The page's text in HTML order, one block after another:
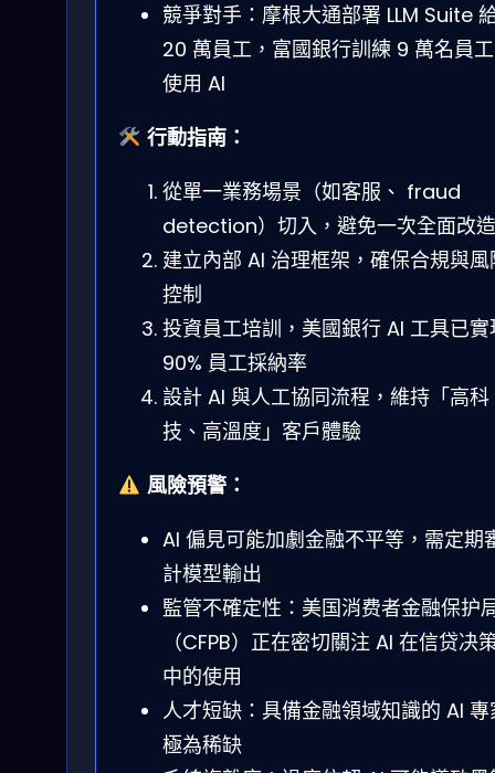
競爭對手：摩根大通部署 LLM Suite
20 萬員工，富國銀行訓練 9 萬名員工
使用 AI
行動指南：
從單一業務場景（如客服、 fraud
detection）切入，避免一次全面改造
建立內部 AI 治理框架，確保合規與風
控制
投資員工培訓，美國銀行 AI 工具已實
90% 員工採納率
設計 AI 與人工協同流程，維持「高科
技、高溫度」客戶體驗
風險預警：
AI 偏見可能加劇金融不平等，需定期
計模型輸出
監管不確定性：美国消费者金融保护
（CFPB）正在密切關注 AI 在信贷决
中的使用
人才短缺：具備金融領域知識的 AI 專
極為稀缺